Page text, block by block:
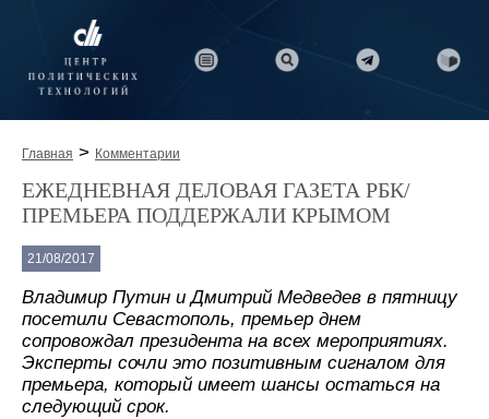
Главная > Комментарии
ЕЖЕДНЕВНАЯ ДЕЛОВАЯ ГАЗЕТА РБК/
ПРЕМЬЕРА ПОДДЕРЖАЛИ КРЫМОМ
21/08/2017
Владимир Путин и Дмитрий Медведев в пятницу
посетили Севастополь, премьер днем
сопровождал президента на всех мероприятиях.
Эксперты сочли это позитивным сигналом для
премьера, который имеет шансы остаться на
следующий срок.